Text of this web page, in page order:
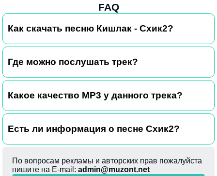
FAQ
Как скачать песню Кишлак - Схик2?
Где можно послушать трек?
Какое качество MP3 у данного трека?
Есть ли информация о песне Схик2?
По вопросам рекламы и авторских прав пожалуйста
пишите на E-mail: admin@muzont.net